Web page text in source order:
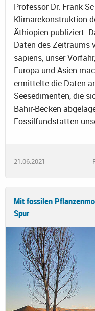
Professor Dr. Frank
Klimarekonstruktion
Äthiopien publiziert.
Daten des Zeitraums
sapiens, unser
Europa und Asien
ermittelte die Daten
Seesedimenten, die
Bahir-Becken
Fossilfundstätten
21.06.2021
Mit fossilen
Spur